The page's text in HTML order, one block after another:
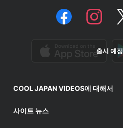
출시 예정
COOL JAPAN VIDEOS에 대해서
사이트 뉴스